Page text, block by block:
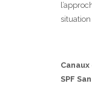
SPF